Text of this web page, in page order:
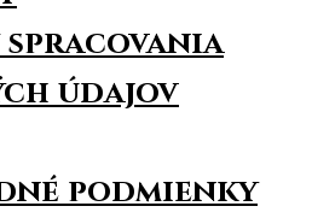
spracovania
údajov
podmienky